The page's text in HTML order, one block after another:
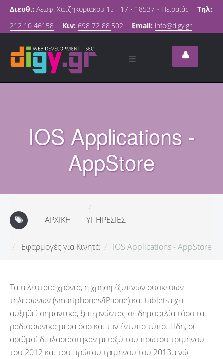
Διευθ.: Λεωφ. Χατζηκυριάκου 15 - 17 • 18537 • Πειραιάς
Τηλ:
212 10 46158
Κιν: 698 72 88 502 Email: info@digy.gr
IOS Applications -
AppStore
ΑΡΧΙΚΉ ΥΠΗΡΕΣΊΕΣ
Εφαρμογές για Κινητά IOS Applications - AppStore
Τα τελευταία χρόνια, η χρήση έξυπνων συσκευών
τηλεφώνων (smartphones/iPhone) και tablets έχει
αυξηθεί σημαντικά, ξεπερνώντας σε δημοφιλία τόσο τα
ραδιοφωνικά μέσα όσο και τον έντυπο τύπο. Ήδη, οι
αριθμοί διπλασιάστηκαν μεταξύ του πρώτου τριμήνου
του 2012 και του πρώτου τριμήνου του 2013, ενώ